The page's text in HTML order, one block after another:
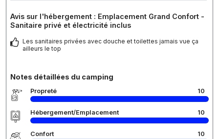
Avis sur l'hébergement : Emplacement Grand Confort -
Sanitaire privé et électricité inclus
Les sanitaires privées avec douche et toilettes jamais vue ça
ailleurs le top
Notes détaillées du camping
Propreté 10
Hébergement/Emplacement 10
Confort 10